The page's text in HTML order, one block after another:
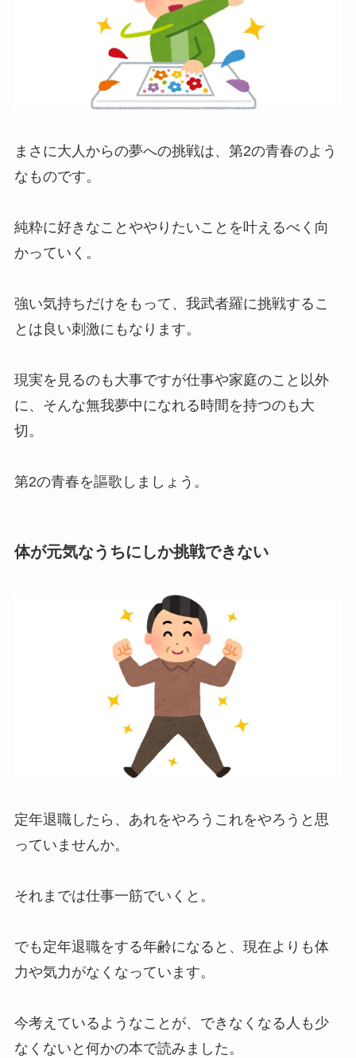
まさに大人からの夢への挑戦は、第2の青春のよう
なものです。
純粋に好きなことややりたいことを叶えるべく向
かっていく。
強い気持ちだけをもって、我武者羅に挑戦するこ
とは良い刺激にもなります。
現実を見るのも大事ですが仕事や家庭のこと以外
に、そんな無我夢中になれる時間を持つのも大
切。
第2の青春を謳歌しましょう。
体が元気なうちにしか挑戦できない
定年退職したら、あれをやろうこれをやろうと思
っていませんか。
それまでは仕事一筋でいくと。
でも定年退職をする年齢になると、現在よりも体
力や気力がなくなっています。
今考えているようなことが、できなくなる人も少
なくないと何かの本で読みました。